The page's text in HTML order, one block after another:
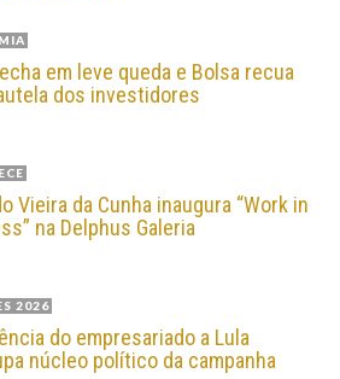
em leve queda e Bolsa recua
dos investidores
Vieira da Cunha inaugura “Work in
na Delphus Galeria
2026
do empresariado a Lula
núcleo político da campanha